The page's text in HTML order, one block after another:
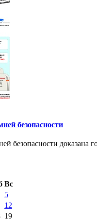
безопасности
безопасности доказана
Вс
5
12
19